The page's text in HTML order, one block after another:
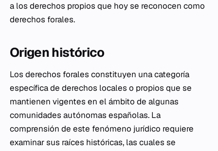
a los derechos propios que hoy se reconocen como
derechos forales.
Origen histórico
Los derechos forales constituyen una categoría
específica de derechos locales o propios que se
mantienen vigentes en el ámbito de algunas
comunidades autónomas españolas. La
comprensión de este fenómeno jurídico requiere
examinar sus raíces históricas, las cuales se